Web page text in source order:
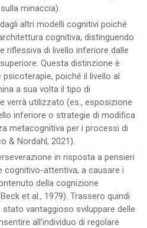
minaccia).
altri modelli cognitivi poiché
cognitiva, distinguendo
riflessiva di livello inferiore dalle
Questa distinzione è
poiché il livello al
a sua volta il tipo di
verrà utilizzato (es., esposizione
inferiore o strategie di modifica
metacognitiva per i processi di
& Nordahl, 2021).
in risposta a pensieri
cognitivo-attentiva, a causare i
della cognizione
et al., 1979). Trassero quindi
vantaggioso sviluppare delle
all’individuo di regolare